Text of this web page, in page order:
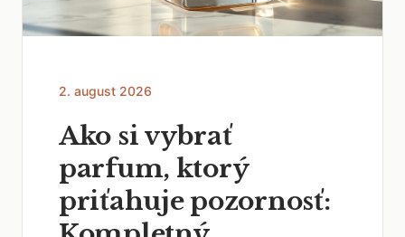
2. august 2026
Ako si vybrať
parfum, ktorý
priťahuje pozornosť: